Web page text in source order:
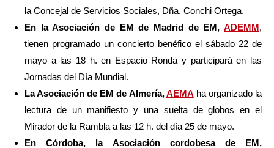
la Concejal de Servicios Sociales, Dña. Conchi Ortega.
En la Asociación de EM de Madrid de EM, ADEMM,
tienen programado un concierto benéfico el sábado 22 de
mayo a las 18 h. en Espacio Ronda y participará en las
Jornadas del Día Mundial.
La Asociación de EM de Almería,AEMA ha organizado la
lectura de un manifiesto y una suelta de globos en el
Mirador de la Rambla a las 12 h. del día 25 de mayo.
En Córdoba, la Asociación cordobesa de EM,